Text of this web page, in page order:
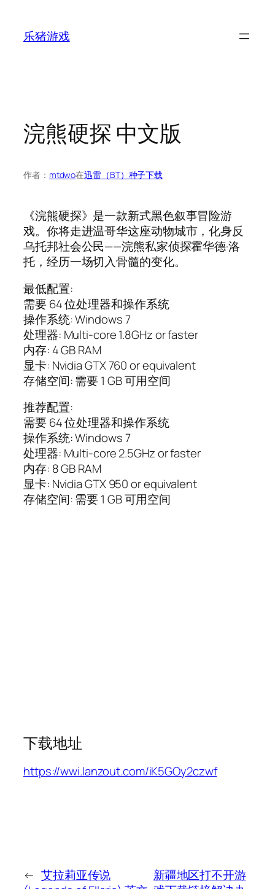
乐猪游戏
浣熊硬探 中文版
作者： mtdwo在迅雷（BT）种子下载
《浣熊硬探》是一款新式黑色叙事冒险游
戏。你将走进温哥华这座动物城市，化身反
乌托邦社会公民——浣熊私家侦探霍华德·洛
托，经历一场切入骨髓的变化。
最低配置:
需要 64 位处理器和操作系统
操作系统: Windows 7
处理器: Multi-core 1.8GHz or faster
内存: 4 GB RAM
显卡: Nvidia GTX 760 or equivalent
存储空间: 需要 1 GB 可用空间
推荐配置:
需要 64 位处理器和操作系统
操作系统: Windows 7
处理器: Multi-core 2.5GHz or faster
内存: 8 GB RAM
显卡: Nvidia GTX 950 or equivalent
存储空间: 需要 1 GB 可用空间
下载地址
https://wwi.lanzout.com/iK5GOy2czwf
← 艾拉莉亚传说
新疆地区打不开游